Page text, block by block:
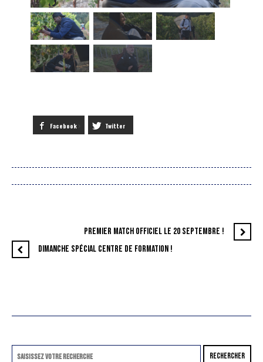
Facebook Twitter
PREMIER MATCH OFFICIEL LE 20 SEPTEMBRE !
DIMANCHE SPÉCIAL CENTRE DE FORMATION !
RECHERCHER